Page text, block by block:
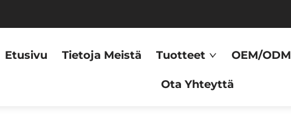
Etusivu Tietoja Meistä Tuotteet OEM/ODM
Ota Yhteyttä